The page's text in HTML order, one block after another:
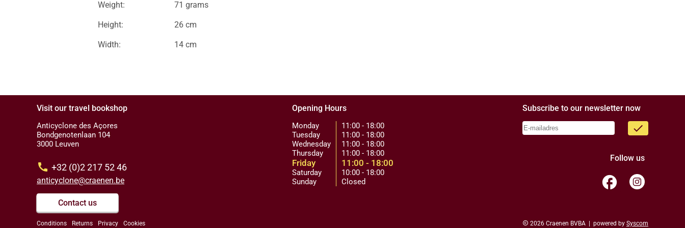
Weight: 71 grams
Height: 26 cm
Width: 14 cm
Visit our travel bookshop
Anticyclone des Açores
Bondgenotenlaan 104
3000 Leuven
call +32 (0)2 217 52 46
anticyclone@craenen.be
Contact us
Conditions Returns Privacy Cookies
Opening Hours
Monday
Tuesday
Wednesday
Thursday
Friday
Saturday
Sunday
11:00 - 18:00
11:00 - 18:00
11:00 - 18:00
11:00 - 18:00
11:00 - 18:00
10:00 - 18:00
Closed
Subscribe to our newsletter now
done
Follow us
facebook
copyright 2026 Craenen BVBA | powered by Syscom